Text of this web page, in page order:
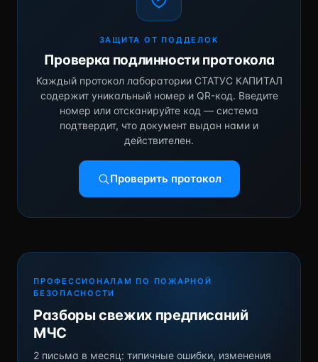
ЗАЩИТА ОТ ПОДДЕЛОК
Проверка подлинности протокола
Каждый протокол лаборатории СТАТУС КАПИТАЛ
содержит уникальный номер и QR-код. Введите
номер или отсканируйте код — система
подтвердит, что документ выдан нами и
действителен.
Проверить протокол
ПРОФЕССИОНАЛАМ ПО ПОЖАРНОЙ
БЕЗОПАСНОСТИ
Разборы свежих предписаний
МЧС
2 письма в месяц: типичные ошибки, изменения